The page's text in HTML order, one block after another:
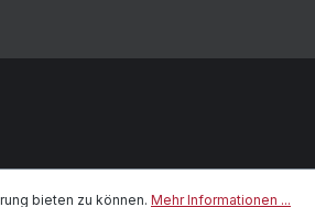
bieten zu können. Mehr Informationen ...